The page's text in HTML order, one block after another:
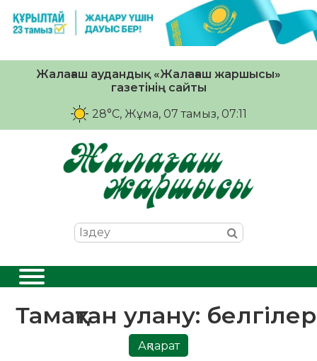
Жалағаш аудандық «Жалағаш жаршысы»
газетінің сайты
28°C, Жұма, 07 тамыз, 07:11
Тамақтан улану:
Ақпарат